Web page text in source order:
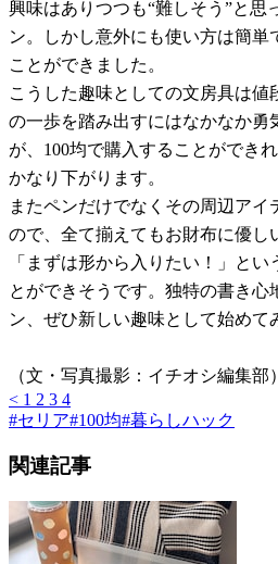
興味はありつつも“難しそう”と思
ン。しかし意外にも使い方は簡単
ことができました。
こうした趣味としての文房具は値
の一歩を踏み出すにはなかなか勇
が、100均で購入することができ
かなり下がります。
またペンだけでなくその周辺アイ
ので、全て揃えてもお財布に優し
「まずは形から入りたい！」と
とができそうです。独特の書き心
ン、ぜひ新しい趣味として始めて
（文・写真撮影：イチオシ編集部）
< 1 2 3 4
#セリア#100均#暮らしハック
関連記事